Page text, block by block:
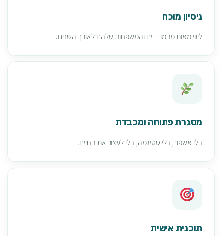
ניסיון מוכח
ליווי מאות מתמודדים והמשפחות שלהם לאורך השנים.
מסגרת פתוחה ומכבדת
בלי אשפוז, בלי סטיגמה, בלי לעצור את החיים.
תוכנית אישית